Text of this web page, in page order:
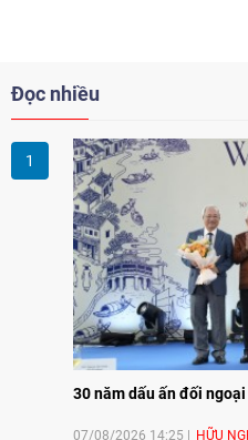
Đọc nhiều
30 năm dấu ấn đối
07/08/2026 14:25 HỮU